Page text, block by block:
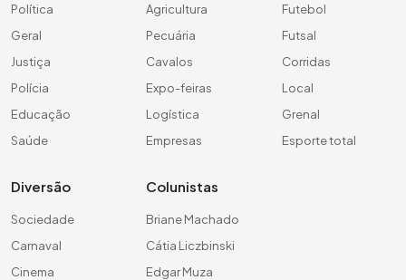
Política
Geral
Justiça
Polícia
Educação
Saúde
Agricultura
Pecuária
Cavalos
Expo-feiras
Logística
Empresas
Futebol
Futsal
Corridas
Local
Grenal
Esporte total
Diversão
Sociedade
Carnaval
Cinema
Colunistas
Briane Machado
Cátia Liczbinski
Edgar Muza